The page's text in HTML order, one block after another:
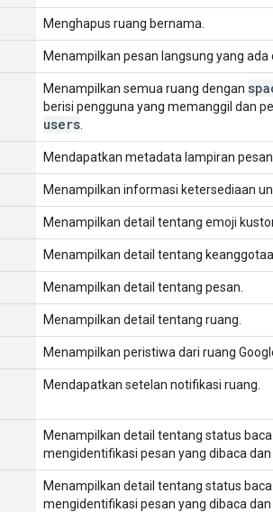
Menghapus ruang bernama.
Menampilkan pesan langsung yang
Menampilkan semua ruang dengan
berisi pengguna yang memanggil dan
users
Mendapatkan metadata lampiran pesan.
Menampilkan informasi ketersediaan
Menampilkan detail tentang emoji
Menampilkan detail tentang
Menampilkan detail tentang pesan.
Menampilkan detail tentang ruang.
Menampilkan peristiwa dari ruang
Mendapatkan setelan notifikasi ruang.
Menampilkan detail tentang status
mengidentifikasi pesan yang dibaca dan
Menampilkan detail tentang status
mengidentifikasi pesan yang dibaca dan